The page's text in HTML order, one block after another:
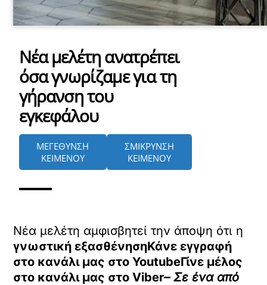
Νέα μελέτη ανατρέπει
όσα γνωρίζαμε για τη
γήρανση του
εγκεφάλου
ΜΕΓΕΘΥΝΣΗ
ΚΕΙΜΕΝΟΥ
ΣΜΙΚΡΥΝΣΗ
ΚΕΙΜΕΝΟΥ
Νέα μελέτη αμφισβητεί την άποψη ότι η
γνωστική εξασθένησηΚάνε εγγραφή
στο κανάλι μας στοYoutubeΓίνε μέλος
στο κανάλι μας στοViber– Σε ένα από